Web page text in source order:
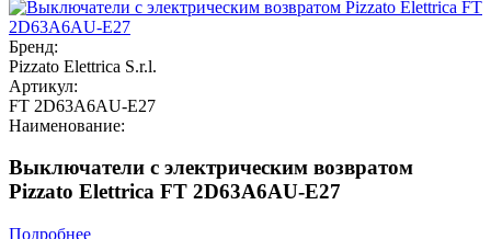
Бренд:
Pizzato Elettrica S.r.l.
Артикул:
FT 2D63A6AU-E27
Наименование:
Выключатели с электрическим возвратом
Pizzato Elettrica FT 2D63A6AU-E27
Подробнее